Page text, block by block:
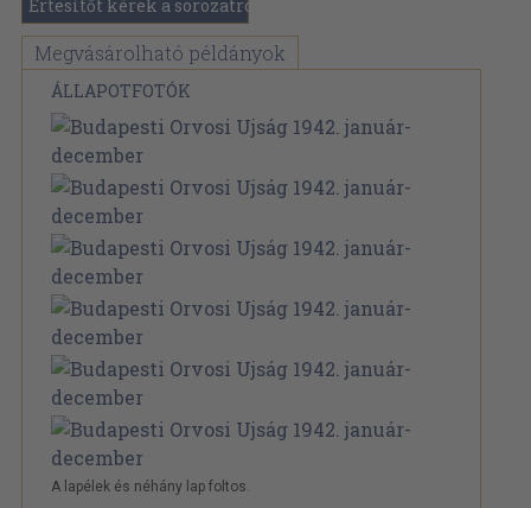
Értesítőt kérek a sorozatról
Megvásárolható példányok
ÁLLAPOTFOTÓK
A lapélek és néhány lap foltos.